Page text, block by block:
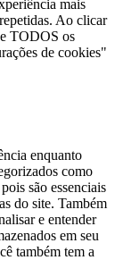
mais
Ao clicar
TODOS os
de cookies"
enquanto
como
são essenciais
do site. Também
e entender
em seu
também tem a